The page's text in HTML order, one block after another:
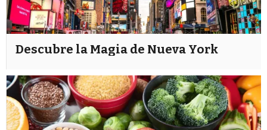
Descubre la Magia de Nueva York